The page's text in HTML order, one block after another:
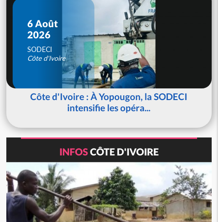
6 Août
2026
SODECI
Côte d'Ivoire
Côte d'Ivoire : À Yopougon, la SODECI
intensifie les opéra...
INFOSCÔTE D'IVOIRE